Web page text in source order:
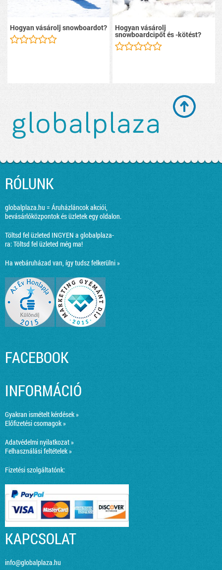
Hogyan vásárolj snowboardot? Hogyan vásárolj
snowboardcipőt és -kötést?
RÓLUNK
globalplaza.hu = Áruházláncok akciói,
bevásárlóközpontok és üzletek egy oldalon.
Töltsd fel üzleted INGYEN a globalplaza-
ra:Töltsd fel üzleted még ma!
Ha webáruházad van, így tudsz felkerülni »
FACEBOOK
INFORMÁCIÓ
Gyakran ismételt kérdések »
Előfizetési csomagok »
Adatvédelmi nyilatkozat »
Felhasználási feltételek »
Fizetési szolgáltatónk:
KAPCSOLAT
info@globalplaza.hu